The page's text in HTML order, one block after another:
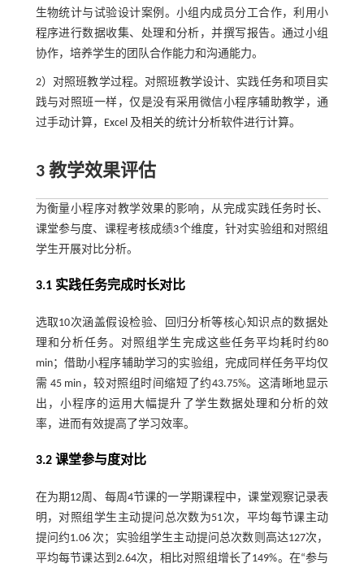
生物统计与试验设计案例。小组内成员分工合作，利用小
程序进行数据收集、处理和分析，并撰写报告。通过小组
协作，培养学生的团队合作能力和沟通能力。
2）对照班教学过程。对照班教学设计、实践任务和项目实
践与对照班一样，仅是没有采用微信小程序辅助教学，通
过手动计算，Excel 及相关的统计分析软件进行计算。
3 教学效果评估
为衡量小程序对教学效果的影响，从完成实践任务时长、
课堂参与度、课程考核成绩3个维度，针对实验组和对照组
学生开展对比分析。
3.1 实践任务完成时长对比
选取10次涵盖假设检验、回归分析等核心知识点的数据处
理和分析任务。对照组学生完成这些任务平均耗时约80
min；借助小程序辅助学习的实验组，完成同样任务平均仅
需 45 min，较对照组时间缩短了约43.75%。这清晰地显示
出，小程序的运用大幅提升了学生数据处理和分析的效
率，进而有效提高了学习效率。
3.2 课堂参与度对比
在为期12周、每周4节课的一学期课程中，课堂观察记录表
明，对照组学生主动提问总次数为51次，平均每节课主动
提问约1.06 次；实验组学生主动提问总次数则高达127次，
平均每节课达到2.64次，相比对照组增长了149%。在“参与